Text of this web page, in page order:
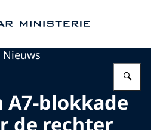
Nieuws
A7-blokkade
de rechter